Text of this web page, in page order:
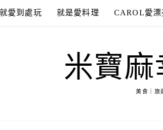
就愛到處玩 就是愛料理 CAROL愛漂
米寶
美食｜旅